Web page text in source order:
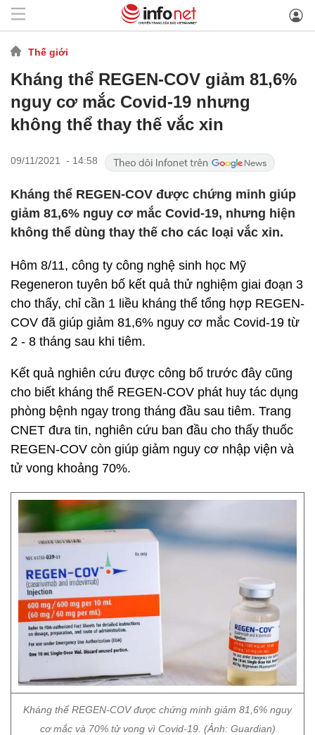
Thế giới
Kháng thể REGEN-COV giảm 81,6%
nguy cơ mắc Covid-19 nhưng
không thể thay thế vắc xin
09/11/2021 - 14:58
Kháng thể REGEN-COV được chứng minh giúp
giảm 81,6% nguy cơ mắc Covid-19, nhưng hiện
không thể dùng thay thế cho các loại vắc xin.
Hôm 8/11, công ty công nghệ sinh học Mỹ
Regeneron tuyên bố kết quả thử nghiệm giai đoạn 3
cho thấy, chỉ cần 1 liều kháng thể tổng hợp REGEN-
COV đã giúp giảm 81,6% nguy cơ mắc Covid-19 từ
2 - 8 tháng sau khi tiêm.
Kết quả nghiên cứu được công bố trước đây cũng
cho biết kháng thể REGEN-COV phát huy tác dụng
phòng bệnh ngay trong tháng đầu sau tiêm. Trang
CNET đưa tin, nghiên cứu ban đầu cho thấy thuốc
REGEN-COV còn giúp giảm nguy cơ nhập viện và
tử vong khoảng 70%.
Kháng thể REGEN-COV được chứng minh giảm 81,6% nguy
cơ mắc và 70% tử vong vì Covid-19. (Ảnh: Guardian)